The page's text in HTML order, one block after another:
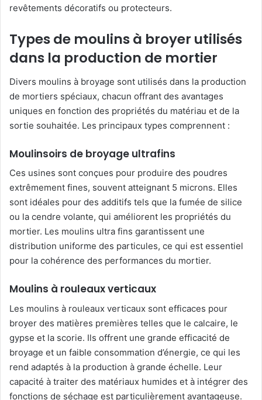
revêtements décoratifs ou protecteurs.
Types de moulins à broyer utilisés
dans la production de mortier
Divers moulins à broyage sont utilisés dans la production
de mortiers spéciaux, chacun offrant des avantages
uniques en fonction des propriétés du matériau et de la
sortie souhaitée. Les principaux types comprennent :
Moulinsoirs de broyage ultrafins
Ces usines sont conçues pour produire des poudres
extrêmement fines, souvent atteignant 5 microns. Elles
sont idéales pour des additifs tels que la fumée de silice
ou la cendre volante, qui améliorent les propriétés du
mortier. Les moulins ultra fins garantissent une
distribution uniforme des particules, ce qui est essentiel
pour la cohérence des performances du mortier.
Moulins à rouleaux verticaux
Les moulins à rouleaux verticaux sont efficaces pour
broyer des matières premières telles que le calcaire, le
gypse et la scorie. Ils offrent une grande efficacité de
broyage et un faible consommation d’énergie, ce qui les
rend adaptés à la production à grande échelle. Leur
capacité à traiter des matériaux humides et à intégrer des
fonctions de séchage est particulièrement avantageuse.